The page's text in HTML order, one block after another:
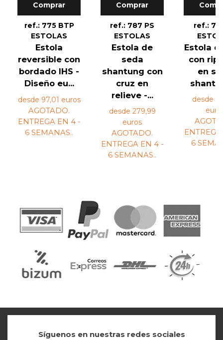
Comprar
ref.: 775 BTP
ESTOLAS
Estola
reversible con
bordado IHS -
Diseño eu...
desde 97,01 euros
AGOTADO.
ENTREGA EN 4 -
6 SEMANAS..
Comprar
ref.: 787 PS
ESTOLAS
Estola de
seda
shantung con
cruz en
relieve -...
desde 279,99
euros
AGOTADO.
ENTREGA EN 4 -
6 SEMANAS..
ref.:
Estola
con
en
desde
6
Síguenos en nuestras redes sociales